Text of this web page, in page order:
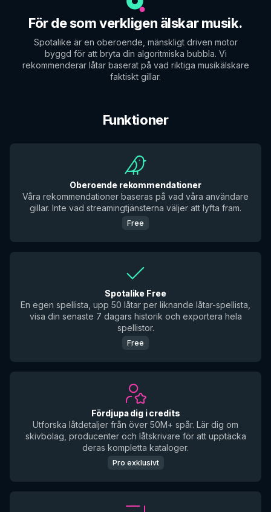
För de som verkligen älskar musik.
Spotalike är en oberoende, mänskligt driven motor
byggd för att bryta din algoritmiska bubbla. Vi
rekommenderar låtar baserat på vad riktiga musikälskare
faktiskt gillar.
Funktioner
Oberoende rekommendationer
Våra rekommendationer baseras på vad våra användare
gillar. Inte vad streamingtjänsterna väljer att lyfta fram.
Free
Spotalike Free
En egen spellista, upp 50 låtar per liknande låtar-spellista,
visa din senaste 7 dagars historik och exportera hela
spellistor.
Free
Fördjupa dig i credits
Utforska låtdetaljer från över 50M+ spår. Lär dig om
skivbolag, producenter och låtskrivare för att upptäcka
deras kompletta kataloger.
Pro exklusivt